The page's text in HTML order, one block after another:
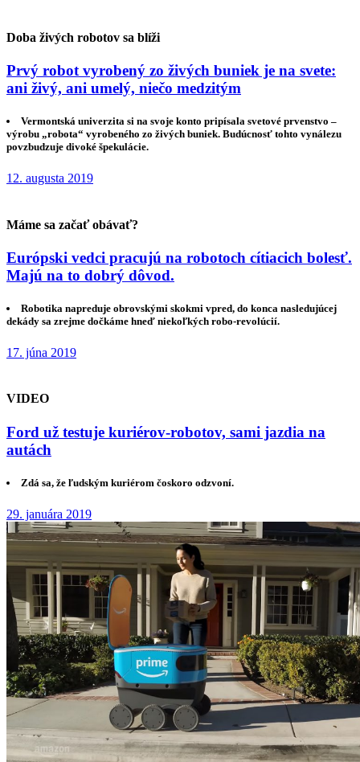
Doba živých robotov sa blíži
Prvý robot vyrobený zo živých buniek je na svete:
ani živý, ani umelý, niečo medzitým
Vermontská univerzita si na svoje konto pripísala svetové prvenstvo –
výrobu „robota“ vyrobeného zo živých buniek. Budúcnosť tohto vynálezu
povzbudzuje divoké špekulácie.
12. augusta 2019
Máme sa začať obávať?
Európski vedci pracujú na robotoch cítiacich bolesť.
Majú na to dobrý dôvod.
Robotika napreduje obrovskými skokmi vpred, do konca nasledujúcej
dekády sa zrejme dočkáme hneď niekoľkých robo-revolúcií.
17. júna 2019
VIDEO
Ford už testuje kuriérov-robotov, sami jazdia na
autách
Zdá sa, že ľudským kuriérom čoskoro odzvoní.
29. januára 2019